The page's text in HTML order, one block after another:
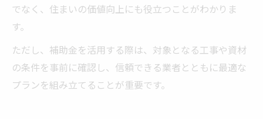
でなく、住まいの価値向上にも役立つことがわかりま
す。
ただし、補助金を活用する際は、対象となる工事や資材
の条件を事前に確認し、信頼できる業者とともに最適な
プランを組み立てることが重要です。